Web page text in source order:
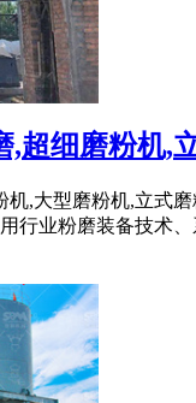
超细磨粉机,
,大型磨粉机,立式
行业粉磨装备技术